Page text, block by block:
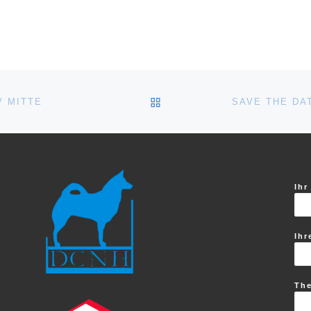
MITTE ZURÜCK ZUR
Ihr